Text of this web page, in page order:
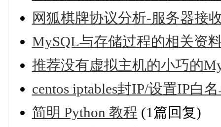
网狐棋牌协议分析-服务器接
MySQL与存储过程的相关资
推荐没有虚拟主机的小巧的
centos iptables封IP/设置IP白
简明 Python 教程 (1篇回复)